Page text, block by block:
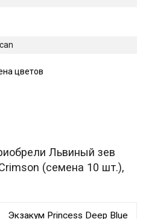
цветов
Львиный зев
(семена 10 шт.),
Экзакум Princess Deep Blue